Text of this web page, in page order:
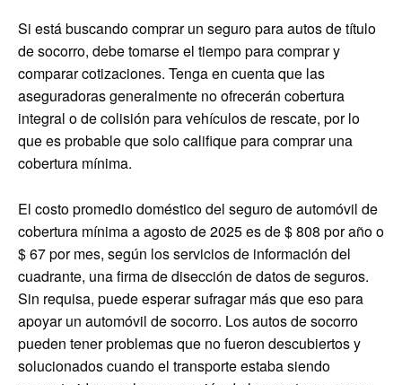
Si está buscando comprar un seguro para autos de título
de socorro, debe tomarse el tiempo para comprar y
comparar cotizaciones. Tenga en cuenta que las
aseguradoras generalmente no ofrecerán cobertura
integral o de colisión para vehículos de rescate, por lo
que es probable que solo califique para comprar una
cobertura mínima.
El costo promedio doméstico del seguro de automóvil de
cobertura mínima a agosto de 2025 es de $ 808 por año o
$ 67 por mes, según los servicios de información del
cuadrante, una firma de disección de datos de seguros.
Sin requisa, puede esperar sufragar más que eso para
apoyar un automóvil de socorro. Los autos de socorro
pueden tener problemas que no fueron descubiertos y
solucionados cuando el transporte estaba siendo